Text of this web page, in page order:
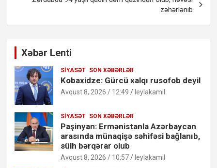
zəhərlənib
Xəbər Lenti
SIYASƏT SON XƏBƏRLƏR
Kobaxidze: Gürcü xalqı rusofob deyil
Avqust 8, 2026 / 12:49 leylakamil
SIYASƏT SON XƏBƏRLƏR
Paşinyan: Ermənistanla Azərbaycan
arasında münaqişə səhifəsi bağlanıb,
sülh bərqərar olub
Avqust 8, 2026 / 10:57 leylakamil